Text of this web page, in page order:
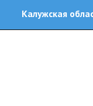
Калужская